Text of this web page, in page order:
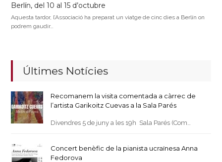
Berlín, del 10 al 15 d’octubre
Aquesta tardor, l’Associació ha preparat un viatge de cinc dies a Berlín on
podrem gaudir…
Últimes Notícies
Recomanem la visita comentada a càrrec de
l’artista Garikoitz Cuevas a la Sala Parés
Divendres 5 de juny a les 19h Sala Parés (Com…
Concert benèfic de la pianista ucraïnesa Anna
Fedorova